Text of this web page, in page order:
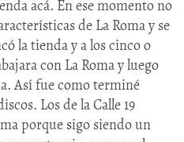
acá. En ese momento no
de La Roma y se
la tienda y a los cinco o
con La Roma y luego
Así fue como terminé
Los de la Calle 19
porque sigo siendo un